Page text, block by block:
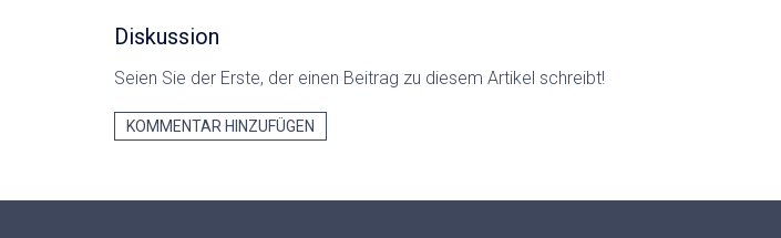
Diskussion
Seien Sie der Erste, der einen Beitrag zu diesem Artikel schreibt!
KOMMENTAR HINZUFÜGEN